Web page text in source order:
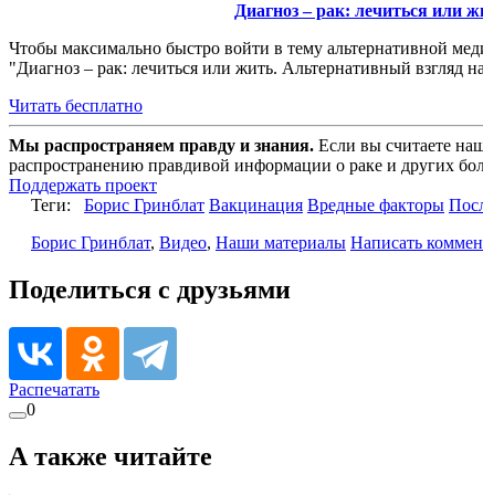
Диагноз – рак: лечиться или
Чтобы максимально быстро войти в тему альтернативной
"Диагноз – рак: лечиться или жить. Альтернативный взгляд
Читать бесплатно
Мы распространяем правду и знания. Если вы считаете
распространению правдивой информации о раке и других
Поддержать проект
Теги: Борис Гринблат Вакцинация Вредные факторы
Борис Гринблат, Видео, Наши материалы Написать
Поделиться с друзьями
Распечатать
0
А также читайте